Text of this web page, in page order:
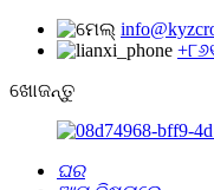
ଖୋଜନ୍ତୁ
ଘର